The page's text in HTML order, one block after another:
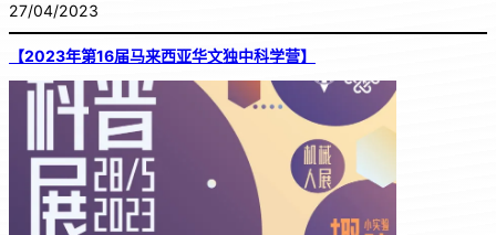
27/04/2023
【2023年第16届马来西亚华文独中科学营】